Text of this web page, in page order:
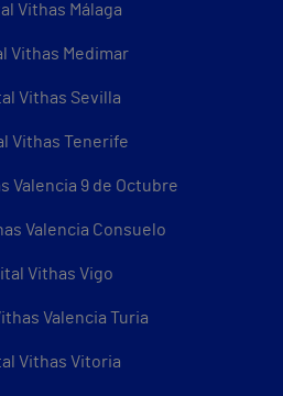
Vithas Málaga
Vithas Medimar
Vithas Sevilla
Vithas Tenerife
Valencia 9 de Octubre
Valencia Consuelo
Vithas Vigo
Valencia Turia
Vithas Vitoria